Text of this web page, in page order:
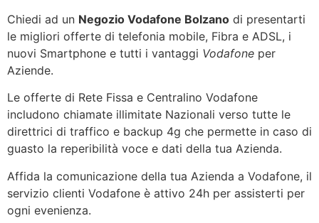
Chiedi ad un Negozio Vodafone Bolzano di presentarti
le migliori offerte di telefonia mobile, Fibra e ADSL, i
nuovi Smartphone e tutti i vantaggi Vodafone per
Aziende.
Le offerte di Rete Fissa e Centralino Vodafone
includono chiamate illimitate Nazionali verso tutte le
direttrici di traffico e backup 4g che permette in caso di
guasto la reperibilità voce e dati della tua Azienda.
Affida la comunicazione della tua Azienda a Vodafone, il
servizio clienti Vodafone è attivo 24h per assisterti per
ogni evenienza.